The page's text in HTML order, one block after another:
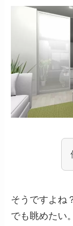
そうですよね
でも眺めたい